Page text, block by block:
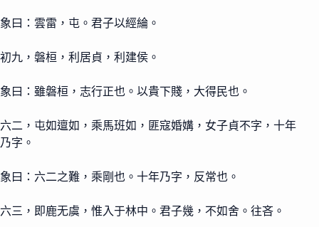
象曰：雲雷，屯。君子以經綸。
初九，磐桓，利居貞，利建侯。
象曰：雖磐桓，志行正也。以貴下賤，大得民也。
六二，屯如邅如，乘馬班如，匪寇婚媾，女子貞不字，十年
乃字。
象曰：六二之難，乘剛也。十年乃字，反常也。
六三，即鹿无虞，惟入于林中。君子幾，不如舍。往吝。